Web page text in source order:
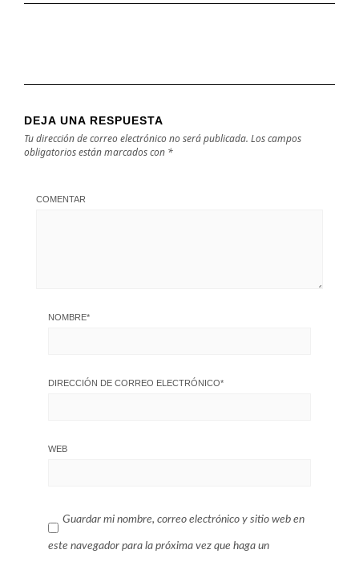
DEJA UNA RESPUESTA
Tu dirección de correo electrónico no será publicada. Los campos
obligatorios están marcados con *
COMENTAR
NOMBRE*
DIRECCIÓN DE CORREO ELECTRÓNICO*
WEB
Guardar mi nombre, correo electrónico y sitio web en
este navegador para la próxima vez que haga un